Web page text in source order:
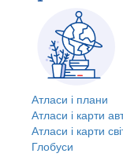
Атласи і плани
Атласи і карти
Атласи і карти
Глобуси